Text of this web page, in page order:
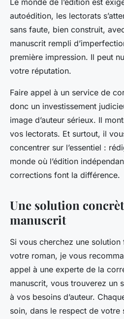
Le monde de l’édition est
autoédition, les lectorats
sans faute, bien construit,
manuscrit rempli
première impression. Il peut
votre réputation.
Faire appel à un service de
donc un investissement
image d’auteur sérieux. Il
vos lectorats. Et surtout, il
concentrer sur l’essentiel :
monde où l’édition
corrections font la différence.
Une solution
manuscrit
Si vous cherchez une
votre roman, je vous
appel à une experte de la
manuscrit, vous trouverez un
à vos besoins d’auteur.
soin, dans le respect de votre